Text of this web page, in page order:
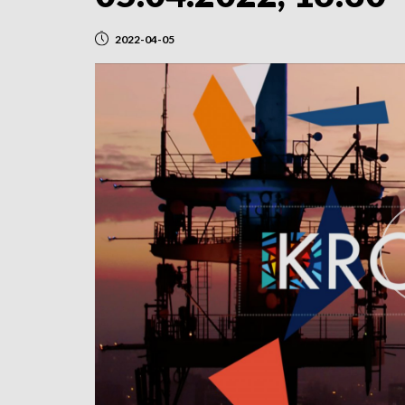
2022-04-05